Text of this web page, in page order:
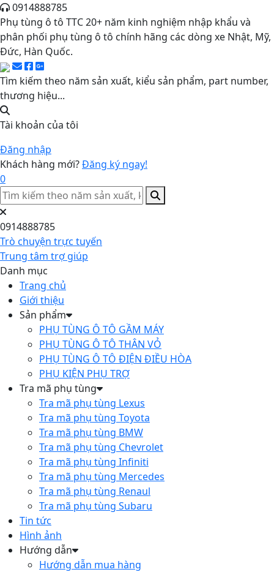
0914888785
Phụ tùng ô tô TTC 20+ năm kinh nghiệm nhập khẩu và
phân phối phụ tùng ô tô chính hãng các dòng xe Nhật, Mỹ,
Đức, Hàn Quốc.
Tìm kiếm theo năm sản xuất, kiểu sản phẩm, part number,
thương hiệu...
Tài khoản của tôi
Đăng nhập
Khách hàng mới?Đăng ký ngay!
0
0914888785
Trò chuyện trực tuyến
Trung tâm trợ giúp
Danh mục
Trang chủ
Giới thiệu
Sản phẩm
PHỤ TÙNG Ô TÔ GẦM MÁY
PHỤ TÙNG Ô TÔ THÂN VỎ
PHỤ TÙNG Ô TÔ ĐIỆN ĐIỀU HÒA
PHỤ KIỆN PHỤ TRỢ
Tra mã phụ tùng
Tra mã phụ tùng Lexus
Tra mã phụ tùng Toyota
Tra mã phụ tùng BMW
Tra mã phụ tùng Chevrolet
Tra mã phụ tùng Infiniti
Tra mã phụ tùng Mercedes
Tra mã phụ tùng Renaul
Tra mã phụ tùng Subaru
Tin tức
Hình ảnh
Hướng dẫn
Hướng dẫn mua hàng